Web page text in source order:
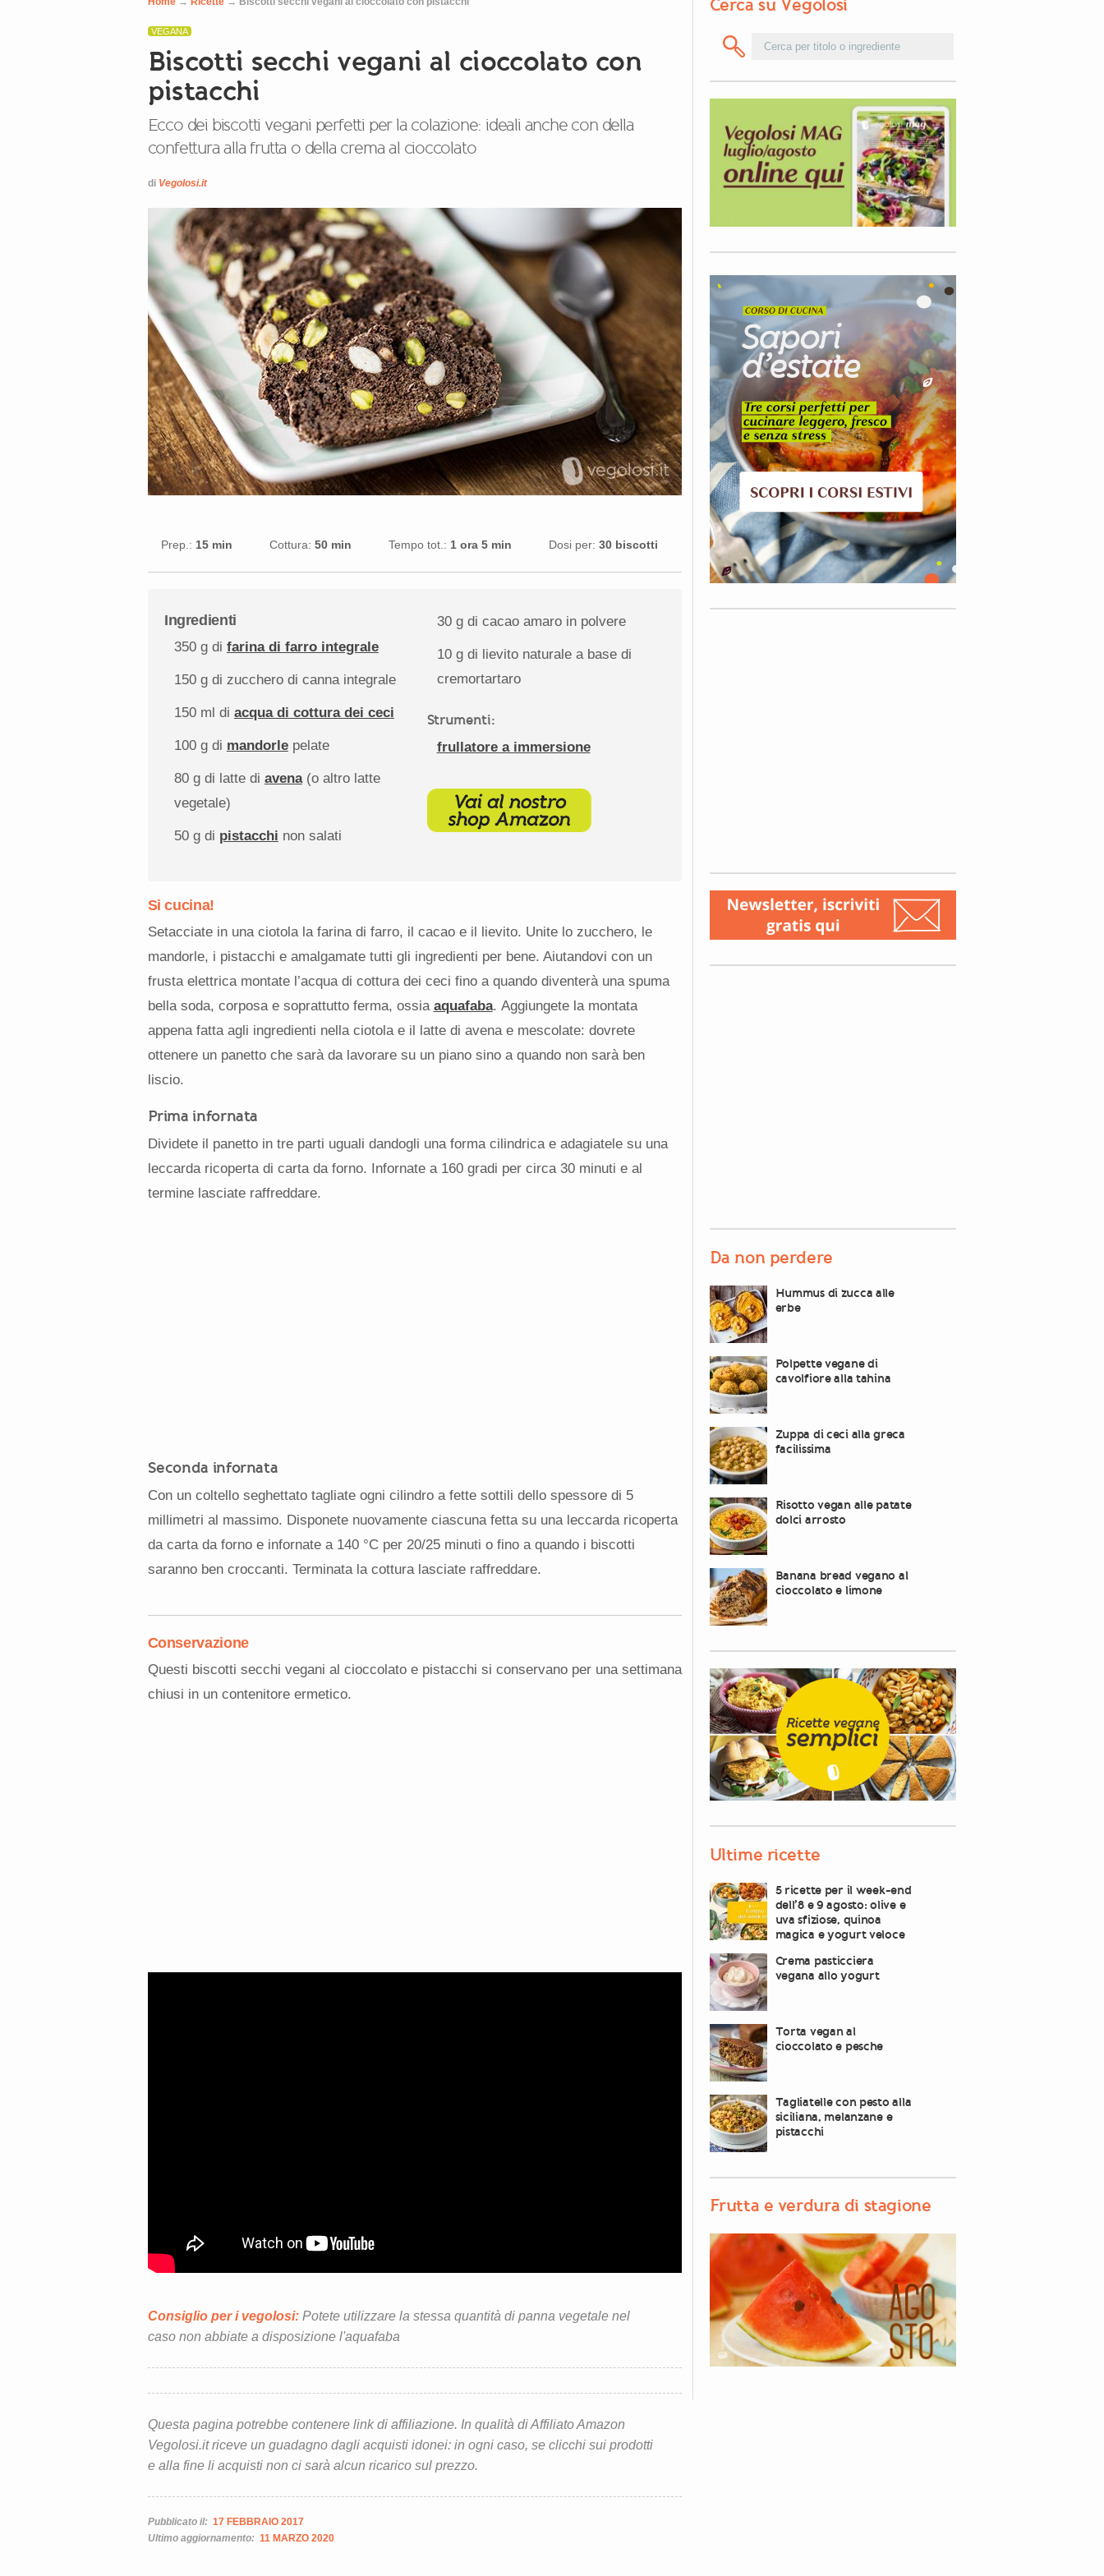
VEGANA
Biscotti secchi vegani al cioccolato con
pistacchi
Ecco dei biscotti vegani perfetti per la colazione: ideali anche con della
confettura alla frutta o della crema al cioccolato
di Vegolosi.it
Prep.: 15 min Cottura: 50 min Tempo tot.: 1 ora 5 min Dosi per: 30 biscotti
Ingredienti
350 gdi farina di farro integrale
150 gdi zucchero di canna integrale
150ml di acqua di cottura dei ceci
100 gdi mandorlepelate
80 gdi latte di avena(o altro latte
vegetale)
50 gdi pistacchi non salati
30 gdi cacao amaro in polvere
10 gdi lievito naturale a base di
cremortartaro
Strumenti:
frullatore a immersione
Si cucina!
Setacciate in una ciotola la farina di farro, il cacao e il lievito. Unite lo zucchero, le
mandorle, i pistacchi e amalgamate tutti gli ingredienti per bene. Aiutandovi con un
frusta elettrica montate l’acqua di cottura dei ceci fino a quando diventerà una spuma
bella soda, corposa e soprattutto ferma, ossia aquafaba. Aggiungete la montata
appena fatta agli ingredienti nella ciotola e il latte di avena e mescolate: dovrete
ottenere un panetto che sarà da lavorare su un piano sino a quando non sarà ben
liscio.
Prima infornata
Dividete il panetto in tre parti uguali dandogli una forma cilindrica e adagiatele su una
leccarda ricoperta di carta da forno. Infornate a 160 gradi per circa 30 minuti e al
termine lasciate raffreddare.
Seconda infornata
Con un coltello seghettato tagliate ogni cilindro a fette sottili dello spessore di 5
millimetri al massimo. Disponete nuovamente ciascuna fetta su una leccarda ricoperta
da carta da forno e infornate a 140 °C per 20/25 minuti o fino a quando i biscotti
saranno ben croccanti. Terminata la cottura lasciate raffreddare.
Conservazione
Questi biscotti secchi vegani al cioccolato e pistacchi si conservano per una settimana
chiusi in un contenitore ermetico.
Consiglio per i vegolosi:Potete utilizzare la stessa quantità di panna vegetale nel
caso non abbiate a disposizione l'aquafaba
Questa pagina potrebbe contenere link di affiliazione. In qualità di Affiliato Amazon
Vegolosi.it riceve un guadagno dagli acquisti idonei: in ogni caso, se clicchi sui prodotti
e alla fine li acquisti non ci sarà alcun ricarico sul prezzo.
Pubblicato il: 17 FEBBRAIO 2017
Ultimo aggiornamento: 11 MARZO 2020
Cerca su Vegolosi
Da non perdere
Hummus di zucca alle
erbe
Polpette vegane di
cavolfiore alla tahina
Zuppa di ceci alla greca
facilissima
Risotto vegan alle patate
dolci arrosto
Banana bread vegano al
cioccolato e limone
Ultime ricette
5 ricette per il week-end
dell’8 e 9 agosto: olive e
uva sfiziose, quinoa
magica e yogurt veloce
Crema pasticciera
vegana allo yogurt
Torta vegan al
cioccolato e pesche
Tagliatelle con pesto alla
siciliana, melanzane e
pistacchi
Frutta e verdura di stagione